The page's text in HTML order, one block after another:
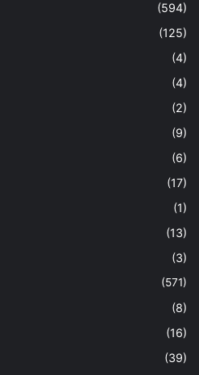
(594)
(125)
(4)
(4)
(2)
(9)
(6)
(17)
(1)
(13)
(3)
(571)
(8)
(16)
(39)